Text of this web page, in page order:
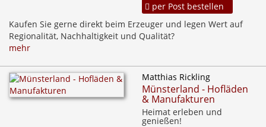
per Post bestellen
Kaufen Sie gerne direkt beim Erzeuger und legen Wert auf
Regionalität, Nachhaltigkeit und Qualität?
mehr
Matthias Rickling
Münsterland - Hofläden
& Manufakturen
Heimat erleben und
genießen!